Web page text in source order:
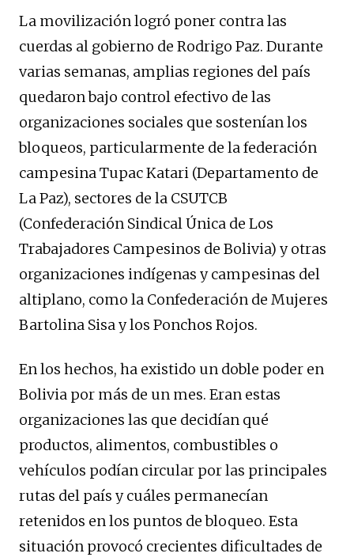
La movilización logró poner contra las
cuerdas al gobierno de Rodrigo Paz. Durante
varias semanas, amplias regiones del país
quedaron bajo control efectivo de las
organizaciones sociales que sostenían los
bloqueos, particularmente de la federación
campesina Tupac Katari (Departamento de
La Paz), sectores de la CSUTCB
(Confederación Sindical Única de Los
Trabajadores Campesinos de Bolivia) y otras
organizaciones indígenas y campesinas del
altiplano, como la Confederación de Mujeres
Bartolina Sisa y los Ponchos Rojos.
En los hechos, ha existido un doble poder en
Bolivia por más de un mes. Eran estas
organizaciones las que decidían qué
productos, alimentos, combustibles o
vehículos podían circular por las principales
rutas del país y cuáles permanecían
retenidos en los puntos de bloqueo. Esta
situación provocó crecientes dificultades de